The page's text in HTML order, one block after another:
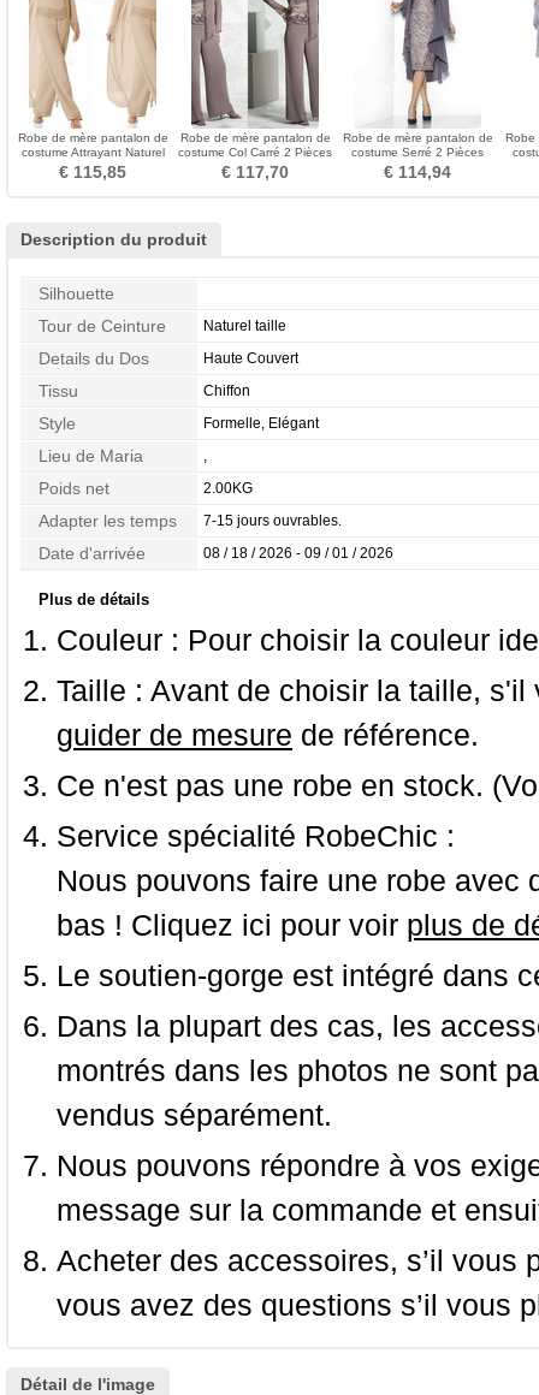
Robe de mère pantalon de
costume Attrayant Naturel
taille Manche Bishop
€ 115,85
Robe de mère pantalon de
costume Col Carré 2 Pièces
Chiffon Manche Longue
€ 117,70
Robe de mère pantalon de
costume Serré 2 Pièces
noble Dentelle
€ 114,94
Robe
Description du produit
Silhouette
Tour de Ceinture
Naturel taille
Details du Dos Haute Couvert
Tissu Chiffon
Style Formelle, Elégant
Lieu de Maria ,
Poids net 2.00KG
Adapter les temps 7-15 jours ouvrables.
Date d'arrivée 08 / 18 / 2026 - 09 / 01 / 2026
Plus de détails
Couleur : Pour choisir la couleur
Taille : Avant de choisir la taille,
guider de mesure de référence.
Ce n'est pas une robe en stock.
Service spécialité RobeChic :
Nous pouvons faire une robe
bas ! Cliquez ici pour voir plus de
Le soutien-gorge est intégré dans
Dans la plupart des cas, les
montrés dans les photos ne sont
vendus séparément.
Nous pouvons répondre à vos
message sur la commande et
Acheter des accessoires, s’il
vous avez des questions s’il vous
Détail de l'image